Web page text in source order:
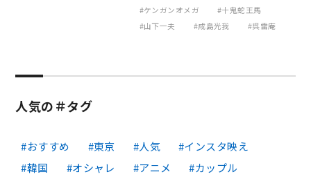
ケンガンオメガ
十鬼蛇王馬
山下一夫
成島光我 呉雷庵
人気の＃タグ
おすすめ 東京 人気
インスタ映え
韓国
オシャレ アニメ
カップル